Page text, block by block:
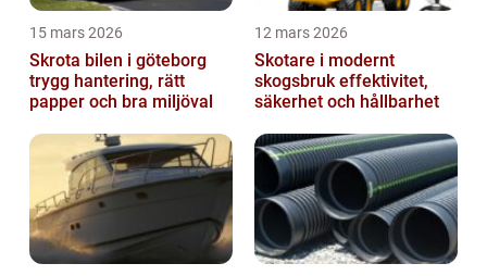
15 mars 2026
Skrota bilen i göteborg
trygg hantering, rätt
papper och bra miljöval
12 mars 2026
Skotare i modernt
skogsbruk effektivitet,
säkerhet och hållbarhet